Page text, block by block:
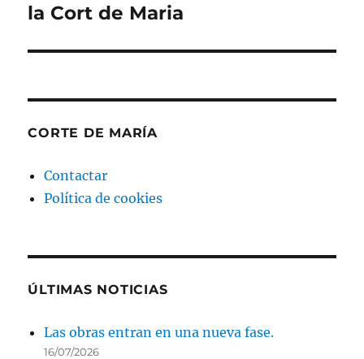
la Cort de Maria
CORTE DE MARÍA
Contactar
Política de cookies
ÚLTIMAS NOTICIAS
Las obras entran en una nueva fase.
16/07/2026